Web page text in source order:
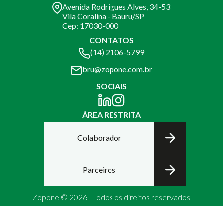
Avenida Rodrigues Alves, 34-53
Vila Coralina - Bauru/SP
Cep: 17030-000
CONTATOS
(14) 2106-5799
bru@zopone.com.br
SOCIAIS
ÁREA RESTRITA
Colaborador
Parceiros
Zopone © 2026 - Todos os direitos reservados